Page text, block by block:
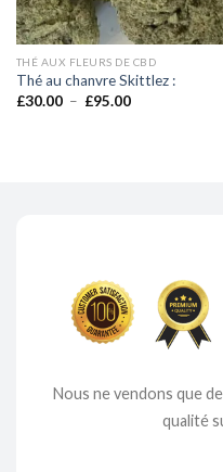
THÉ AUX FLEURS DE CBD
Thé au chanvre Skittlez :
£30.00 – £95.00Plage
Nous ne vendons que
qualité